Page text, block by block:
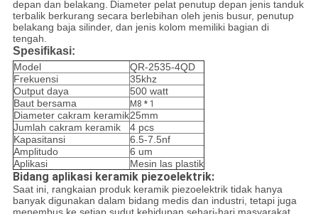
depan dan belakang. Diameter pelat penutup depan jenis tanduk
terbalik berkurang secara berlebihan oleh jenis busur, penutup
belakang baja silinder, dan jenis kolom memiliki bagian di
tengah.
Spesifikasi:
Model
QR-2535-4QD
Frekuensi
35khz
Output daya
500 watt
Baut bersama
M8 * 1
Diameter cakram keramik25mm
Jumlah cakram keramik
4 pcs
Kapasitansi
6.5-7.5nf
Amplitudo
6 um
Aplikasi
Mesin las plastik
Bidang aplikasi keramik piezoelektrik:
Saat ini, rangkaian produk keramik piezoelektrik tidak hanya
banyak digunakan dalam bidang medis dan industri, tetapi juga